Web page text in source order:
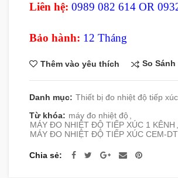
Liên hệ: 0989 082 614 OR
Bảo hành: 12 Tháng
Thêm vào yêu thích So Sánh
Danh mục: Thiết bị đo nhiệt độ tiếp xúc
Từ khóa: máy đo nhiệt độ
MÁY ĐO NHIỆT ĐỘ TIẾP XÚC 1 KÊNH
MÁY ĐO NHIỆT ĐỘ TIẾP XÚC CEM-
Chia sẻ